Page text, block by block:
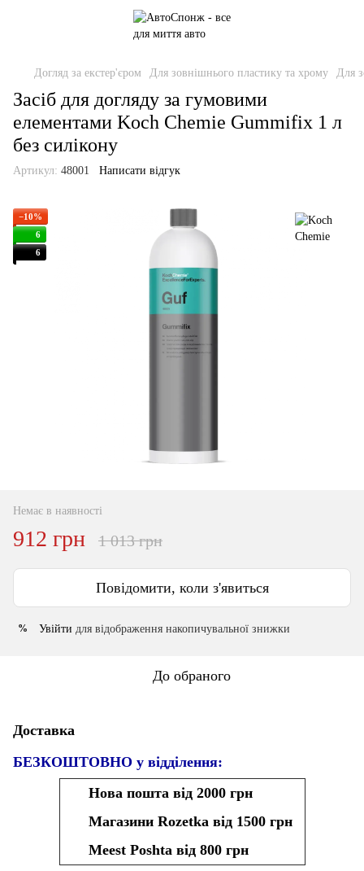
Догляд за екстер'єром Для зовнішнього пластику та хрому Для
Засіб для догляду за гумовими
елементами Koch Chemie Gummifix 1 л
без силікону
Артикул: 48001 Написати відгук
−10%
6
6
Немає в наявності
912 грн 1 013 грн
Повідомити, коли з'явиться
% Увійти для відображення накопичувальної знижки
До обраного
Доставка
БЕЗКОШТОВНО у відділення:
Нова пошта від 2000 грн
Магазини Rozetka від 1500 грн
Meest Poshta від 800 грн